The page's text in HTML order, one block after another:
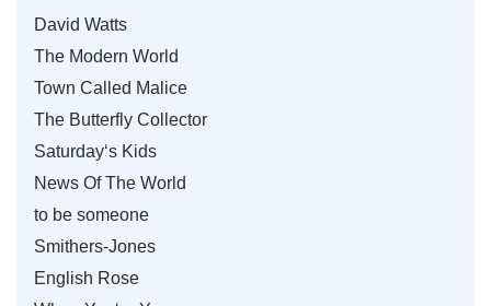
David Watts
The Modern World
Town Called Malice
The Butterfly Collector
Saturday‘s Kids
News Of The World
to be someone
Smithers-Jones
English Rose